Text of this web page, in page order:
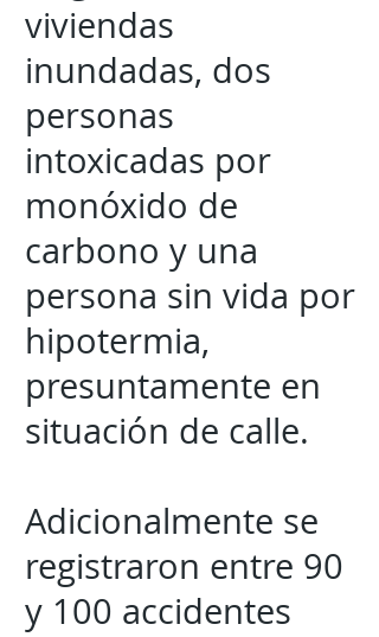
viviendas
inundadas, dos
personas
intoxicadas por
monóxido de
carbono y una
persona sin vida por
hipotermia,
presuntamente en
situación de calle.
Adicionalmente se
registraron entre 90
y 100 accidentes